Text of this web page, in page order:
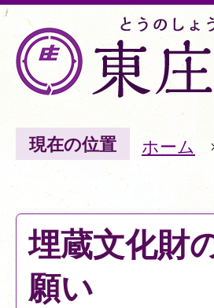
現在の位置 ホーム
埋蔵文化財
願い